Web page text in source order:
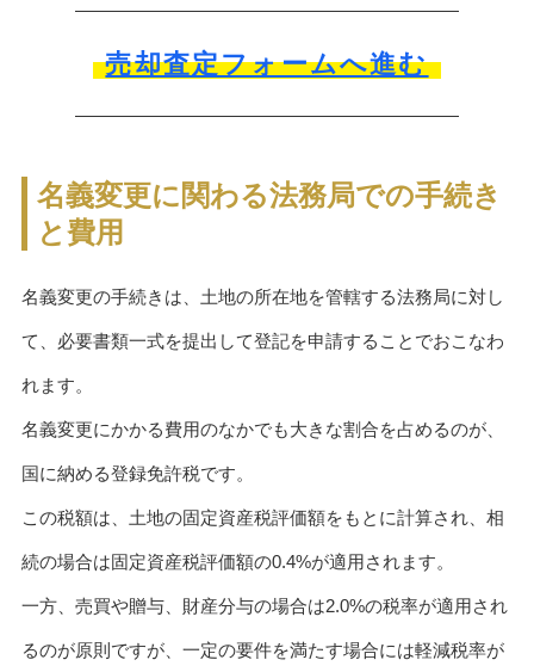
売却査定フォームへ進む
名義変更に関わる法務局での手続き
と費用
名義変更の手続きは、土地の所在地を管轄する法務局に対し
て、必要書類一式を提出して登記を申請することでおこなわ
れます。
名義変更にかかる費用のなかでも大きな割合を占めるのが、
国に納める登録免許税です。
この税額は、土地の固定資産税評価額をもとに計算され、相
続の場合は固定資産税評価額の0.4%が適用されます。
一方、売買や贈与、財産分与の場合は2.0%の税率が適用され
るのが原則ですが、一定の要件を満たす場合には軽減税率が